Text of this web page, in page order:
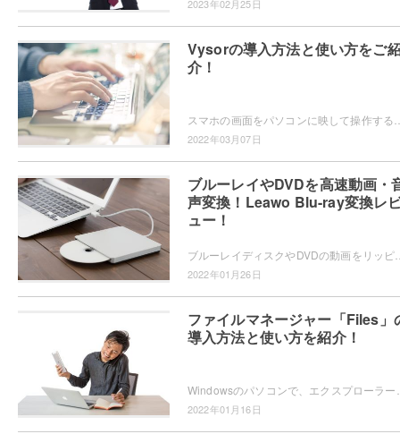
2023年02月25日
Vysorの導入方法と使い方をご
介！
2022年03月07日
ブルーレイやDVDを高速動画・
声変換！Leawo Blu-ray変換レ
ュー！
2022年01月26日
ファイルマネージャー「Files」
導入方法と使い方を紹介！
2022年01月16日